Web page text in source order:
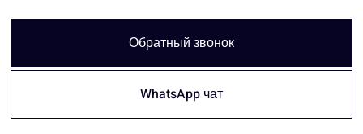
Обратный звонок
WhatsApp чат